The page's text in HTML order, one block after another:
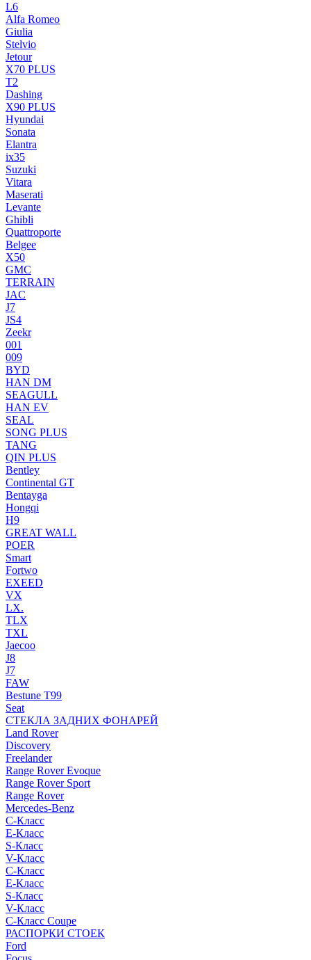
L6
Alfa Romeo
Giulia
Stelvio
Jetour
X70 PLUS
T2
Dashing
X90 PLUS
Hyundai
Sonata
Elantra
ix35
Suzuki
Vitara
Maserati
Levante
Ghibli
Quattroporte
Belgee
X50
GMC
TERRAIN
JAC
J7
JS4
Zeekr
001
009
BYD
HAN DM
SEAGULL
HAN EV
SEAL
SONG PLUS
TANG
QIN PLUS
Bentley
Continental GT
Bentayga
Hongqi
H9
GREAT WALL
POER
Smart
Fortwo
EXEED
VX
LX.
TLX
TXL
Jaecoo
J8
J7
FAW
Bestune T99
Seat
СТЕКЛА ЗАДНИХ ФОНАРЕЙ
Land Rover
Discovery
Freelander
Range Rover Evoque
Range Rover Sport
Range Rover
Mercedes-Benz
C-Класс
E-Класс
S-Класс
V-Класс
C-Класс
E-Класс
S-Класс
V-Класс
C-Класс Coupe
РАСПОРКИ СТОЕК
Ford